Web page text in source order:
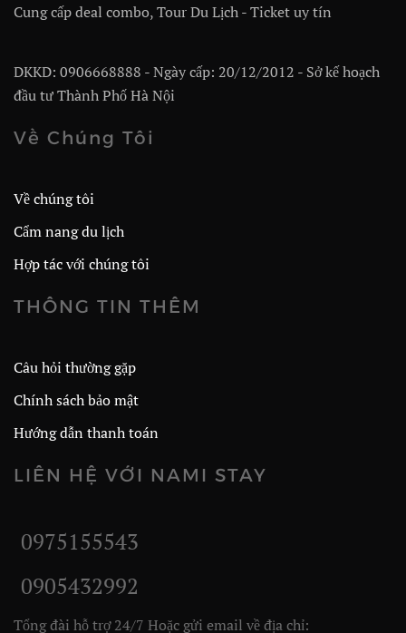
Cung cấp deal combo, Tour Du Lịch - Ticket uy tín
DKKD: 0906668888 - Ngày cấp: 20/12/2012 - Sở kế hoạch
đầu tư Thành Phố Hà Nội
Về Chúng Tôi
Về chúng tôi
Cẩm nang du lịch
Hợp tác với chúng tôi
THÔNG TIN THÊM
Câu hỏi thường gặp
Chính sách bảo mật
Hướng dẫn thanh toán
LIÊN HỆ VỚI NAMI STAY
0975155543
0905432992
Tổng đài hỗ trợ 24/7 Hoặc gửi email về địa chỉ: